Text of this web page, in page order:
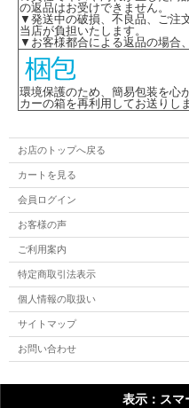
の返品はお受けできません。
▼発送中の破損、不良品、ご注
当店が負担いたします。
▼お客様都合による返品の場合
環境保護のため、簡易包装を心
カーの箱を再利用してお送りし
お店のトップへ戻る
カートを見る
会員ログイン
お客様の声
ご利用案内
特定商取引法表示
個人情報の取扱い
サイトマップ
お問い合わせ
表示：スマ